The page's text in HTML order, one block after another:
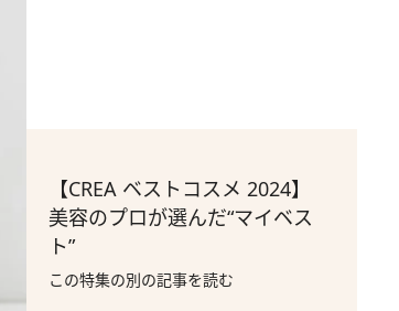
【CREA ベストコスメ 2024】
美容のプロが選んだ“マイベス
ト”
この特集の別の記事を読む